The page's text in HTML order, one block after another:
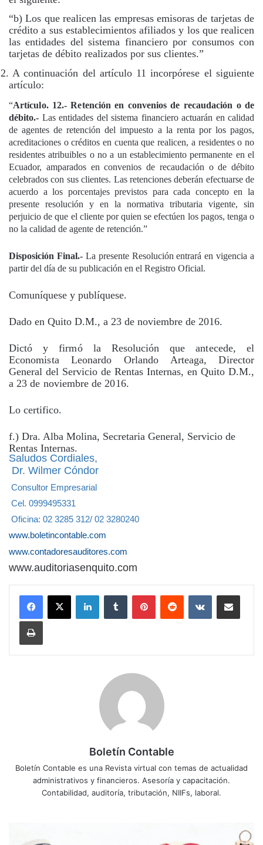
“b) Los que realicen las empresas emisoras de tarjetas de
crédito a sus establecimientos afiliados y los que realicen
las entidades del sistema financiero por consumos con
tarjetas de débito realizados por sus clientes.”
2. A continuación del artículo 11 incorpórese el siguiente
artículo:
“Artículo. 12.- Retención en convenios de recaudación o de
débito.- Las entidades del sistema financiero actuarán en calidad
de agentes de retención del impuesto a la renta por los pagos,
acreditaciones o créditos en cuenta que realicen, a residentes o no
residentes atribuibles o no a un establecimiento permanente en el
Ecuador, amparados en convenios de recaudación o de débito
celebrados con sus clientes. Las retenciones deberán efectuarse de
acuerdo a los porcentajes previstos para cada concepto en la
presente resolución y en la normativa tributaria vigente, sin
perjuicio de que el cliente por quien se efectúen los pagos, tenga o
no la calidad de agente de retención.”
Disposición Final.- La presente Resolución entrará en vigencia a
partir del día de su publicación en el Registro Oficial.
Comuníquese y publíquese.
Dado en Quito D.M., a 23 de noviembre de 2016.
Dictó y firmó la Resolución que antecede, el
Economista Leonardo Orlando Arteaga, Director
General del Servicio de Rentas Internas, en Quito D.M.,
a 23 de noviembre de 2016.
Lo certifico.
f.) Dra. Alba Molina, Secretaria General, Servicio de
Rentas Internas.
Saludos Cordiales,
Dr. Wilmer Cóndor
Consultor Empresarial
Cel. 0999495331
Oficina: 02 3285 312/ 02 3280240
www.boletincontable.com
www.contadoresauditores.com
www.auditoriasenquito.com
Boletín Contable
Boletín Contable es una Revista virtual con temas de actualidad
administrativos y financieros. Asesoría y capacitación.
Contabilidad, auditoría, tributación, NIIFs, laboral.